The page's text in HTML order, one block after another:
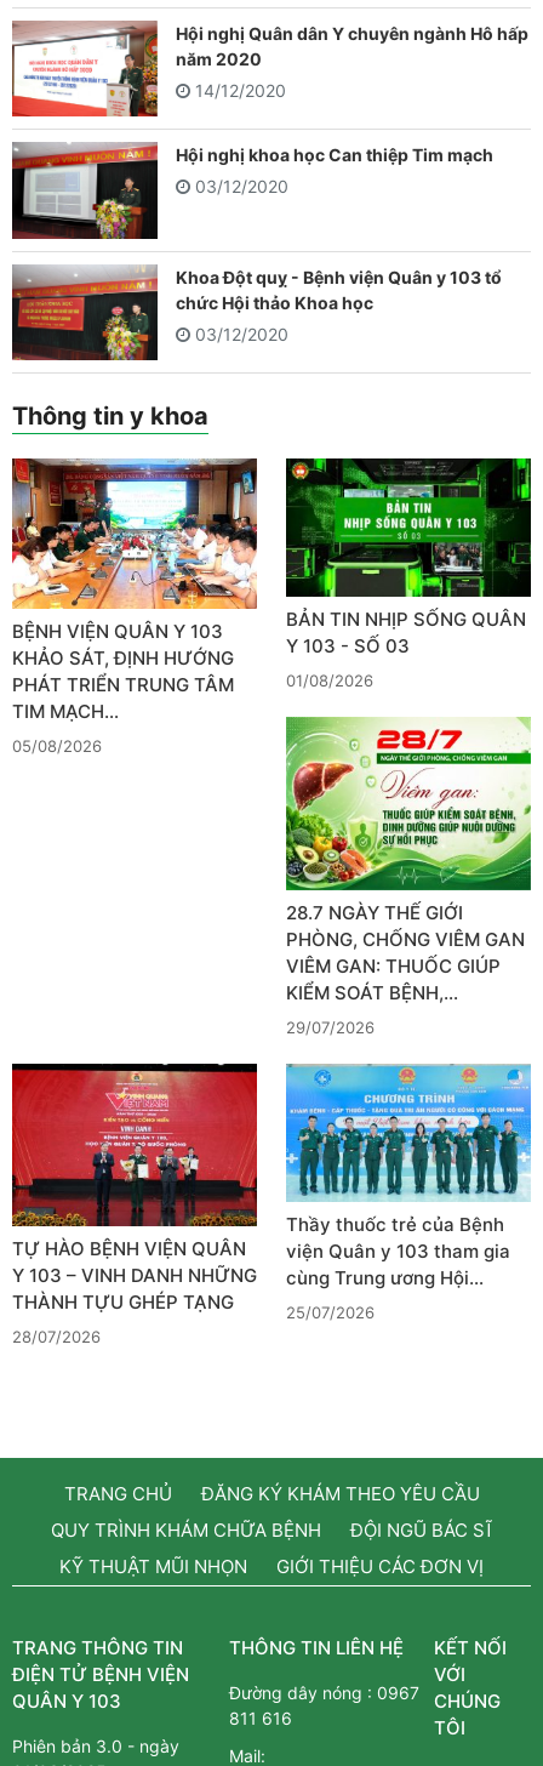
Hội nghị Quân dân Y chuyên ngành Hô hấp
năm 2020
14/12/2020
Hội nghị khoa học Can thiệp Tim mạch
03/12/2020
Khoa Đột quỵ - Bệnh viện Quân y 103 tổ
chức Hội thảo Khoa học
03/12/2020
Thông tin y khoa
BỆNH VIỆN QUÂN Y 103
KHẢO SÁT, ĐỊNH HƯỚNG
PHÁT TRIỂN TRUNG TÂM
TIM MẠCH…
05/08/2026
BẢN TIN NHỊP SỐNG QUÂN
Y 103 - SỐ 03
01/08/2026
28.7 NGÀY THẾ GIỚI
PHÒNG, CHỐNG VIÊM GAN
VIÊM GAN: THUỐC GIÚP
KIỂM SOÁT BỆNH,…
29/07/2026
TỰ HÀO BỆNH VIỆN QUÂN
Y 103 – VINH DANH NHỮNG
THÀNH TỰU GHÉP TẠNG
28/07/2026
Thầy thuốc trẻ của Bệnh
viện Quân y 103 tham gia
cùng Trung ương Hội…
25/07/2026
TRANG CHỦ
ĐĂNG KÝ KHÁM THEO YÊU CẦU
QUY TRÌNH KHÁM CHỮA BỆNH
ĐỘI NGŨ BÁC SĨ
KỸ THUẬT MŨI NHỌN
GIỚI THIỆU CÁC ĐƠN VỊ
TRANG THÔNG TIN
ĐIỆN TỬ BỆNH VIỆN
QUÂN Y 103
Phiên bản 3.0 - ngày
THÔNG TIN LIÊN HỆ
Đường dây nóng :0967
811 616
Mail:
KẾT NỐI
VỚI
CHÚNG
TÔI